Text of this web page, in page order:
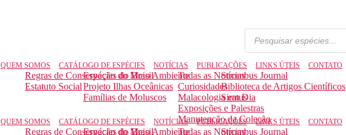
QUEM SOMOS
Regras de Conservação do Meio Ambiente
Estatuto Social
CATÁLOGO DE ESPÉCIES
Espécies do Brasil
Projeto Ilhas Oceânicas
Famílias de Moluscos
NOTÍCIAS
Todas as Notícias
Curiosidades
Malacologia em Dia
Exposições e Palestras
Manutenção da Coleção
PUBLICAÇÕES
Strombus Journal
Biblioteca de Artigos Científicos
Siratus
LINKS ÚTEIS CONTATO
QUEM SOMOS
Regras de Conservação do Meio Ambiente
CATÁLOGO DE ESPÉCIES
Espécies do Brasil
NOTÍCIAS
Todas as Notícias
PUBLICAÇÕES
Strombus Journal
LINKS ÚTEIS CONTATO